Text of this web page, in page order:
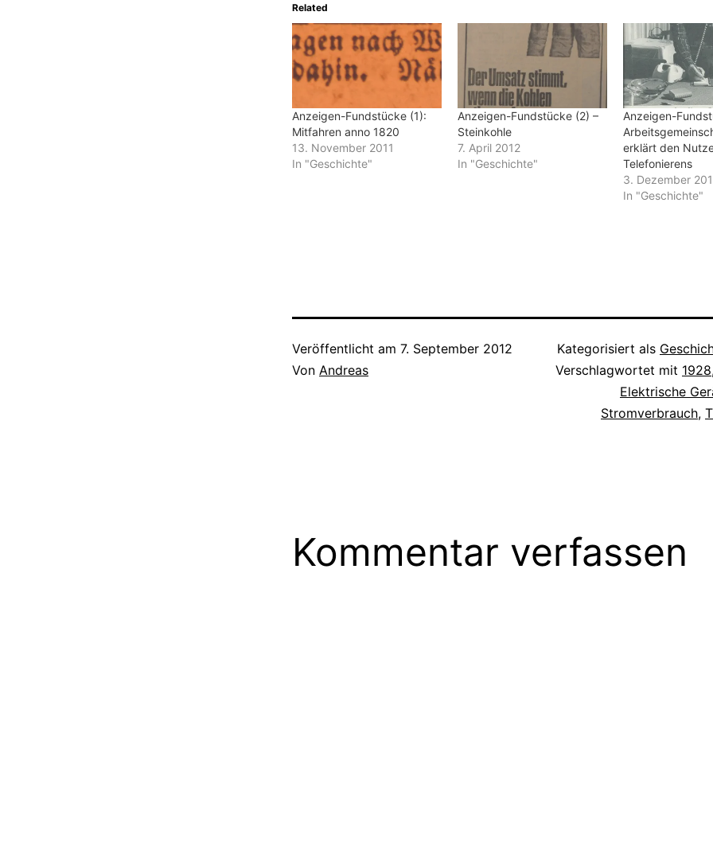
Related
Anzeigen-Fundstücke (1):
Mitfahren anno 1820
13. November 2011
In "Geschichte"
Anzeigen-Fundstücke (2) –
Steinkohle
7. April 2012
In "Geschichte"
Anzeigen-
erklärt den
Telefonierens
3. Dezember
In "Geschichte"
Veröffentlicht am 7. September 2012
Von Andreas
Kategorisiert als
Verschlagwortet mit 1928
Elektrische
Stromverbrauch,
Kommentar verfassen